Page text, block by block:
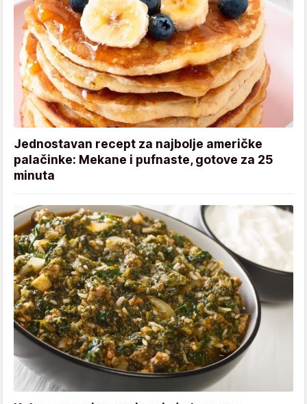
Jednostavan recept za najbolje američke
palačinke: Mekane i pufnaste, gotove za 25
minuta